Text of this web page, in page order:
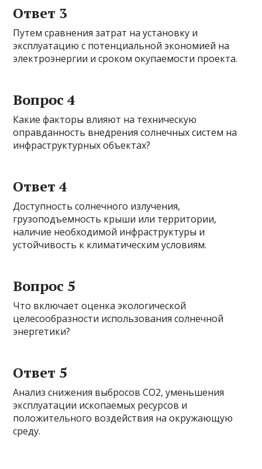
Ответ 3
Путем сравнения затрат на установку и
эксплуатацию с потенциальной экономией на
электроэнергии и сроком окупаемости проекта.
Вопрос 4
Какие факторы влияют на техническую
оправданность внедрения солнечных систем на
инфраструктурных объектах?
Ответ 4
Доступность солнечного излучения,
грузоподъемность крыши или территории,
наличие необходимой инфраструктуры и
устойчивость к климатическим условиям.
Вопрос 5
Что включает оценка экологической
целесообразности использования солнечной
энергетики?
Ответ 5
Анализ снижения выбросов CO2, уменьшения
эксплуатации ископаемых ресурсов и
положительного воздействия на окружающую
среду.